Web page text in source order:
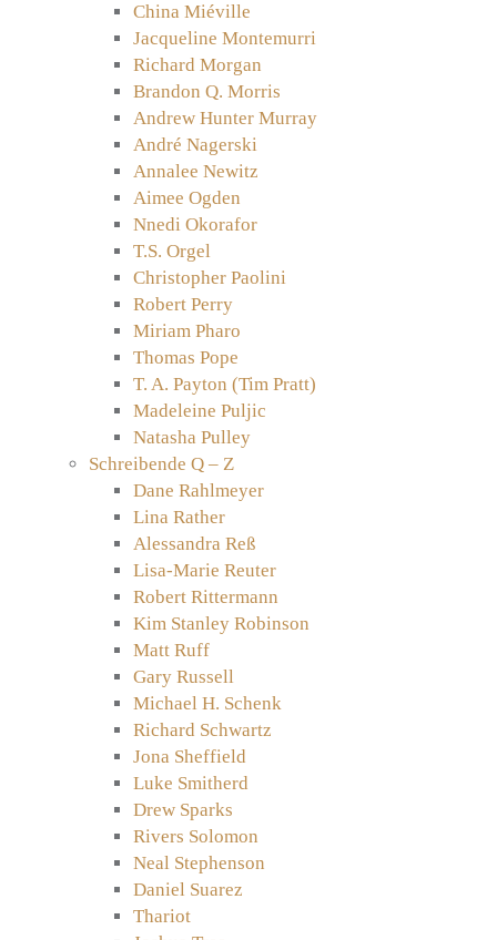
China Miéville
Jacqueline Montemurri
Richard Morgan
Brandon Q. Morris
Andrew Hunter Murray
André Nagerski
Annalee Newitz
Aimee Ogden
Nnedi Okorafor
T.S. Orgel
Christopher Paolini
Robert Perry
Miriam Pharo
Thomas Pope
T. A. Payton (Tim Pratt)
Madeleine Puljic
Natasha Pulley
Schreibende Q – Z
Dane Rahlmeyer
Lina Rather
Alessandra Reß
Lisa-Marie Reuter
Robert Rittermann
Kim Stanley Robinson
Matt Ruff
Gary Russell
Michael H. Schenk
Richard Schwartz
Jona Sheffield
Luke Smitherd
Drew Sparks
Rivers Solomon
Neal Stephenson
Daniel Suarez
Thariot